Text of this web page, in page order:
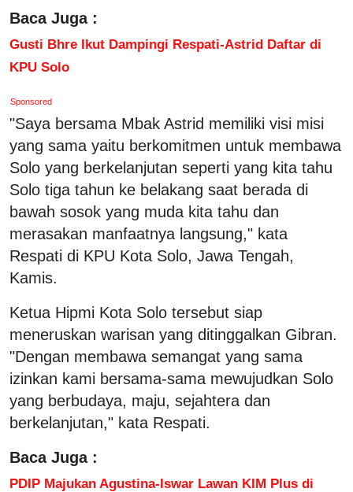
Baca Juga :
Gusti Bhre Ikut Dampingi Respati-Astrid Daftar di
KPU Solo
Sponsored
"Saya bersama Mbak Astrid memiliki visi misi
yang sama yaitu berkomitmen untuk membawa
Solo yang berkelanjutan seperti yang kita tahu
Solo tiga tahun ke belakang saat berada di
bawah sosok yang muda kita tahu dan
merasakan manfaatnya langsung," kata
Respati di KPU Kota Solo, Jawa Tengah,
Kamis.
Ketua Hipmi Kota Solo tersebut siap
meneruskan warisan yang ditinggalkan Gibran.
"Dengan membawa semangat yang sama
izinkan kami bersama-sama mewujudkan Solo
yang berbudaya, maju, sejahtera dan
berkelanjutan," kata Respati.
Baca Juga :
PDIP Majukan Agustina-Iswar Lawan KIM Plus di